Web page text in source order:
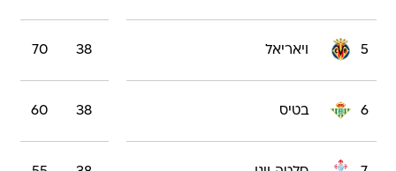
5 ויאריאל 38
70
6 בטיס 38
60